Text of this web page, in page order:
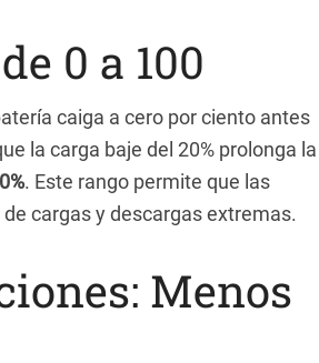
0 a 100
caiga a cero por ciento antes
la carga baje del 20% prolonga la
. Este rango permite que las
cargas y descargas extremas.
Menos